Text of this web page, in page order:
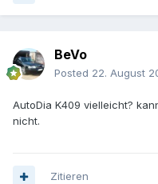
BeVo
Posted 22. August
AutoDia K409 vielleicht?
nicht.
Zitieren